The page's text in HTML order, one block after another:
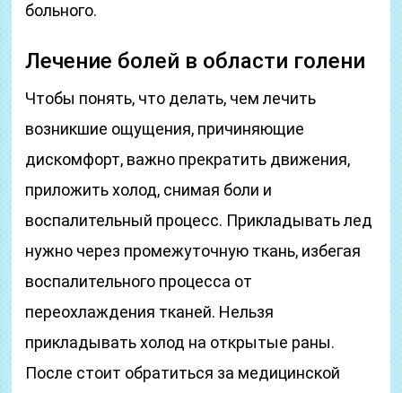
больного.
Лечение болей в области голени
Чтобы понять, что делать, чем лечить
возникшие ощущения, причиняющие
дискомфорт, важно прекратить движения,
приложить холод, снимая боли и
воспалительный процесс. Прикладывать лед
нужно через промежуточную ткань, избегая
воспалительного процесса от
переохлаждения тканей. Нельзя
прикладывать холод на открытые раны.
После стоит обратиться за медицинской